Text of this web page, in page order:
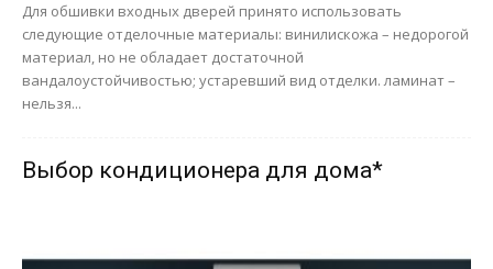
Для обшивки входных дверей принято использовать
следующие отделочные материалы: винилискожа – недорогой
материал, но не обладает достаточной
вандалоустойчивостью; устаревший вид отделки. ламинат –
нельзя...
Выбор кондиционера для дома*